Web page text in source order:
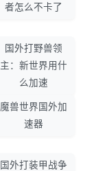
者怎么不卡了
国外打野兽领
主：新世界用什
么加速
魔兽世界国外加
速器
国外打装甲战争